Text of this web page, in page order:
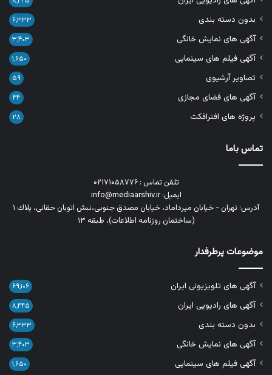
بدون دسته بندی ۶,۳۳۳
آگهی های نمایش خانگی ۳,۴۰۳
آگهی فیلم های سینمایی ۱,۶۵۰
تصاویر آرشیوی ۵۹
آگهی های فضای مجازی ۴۴
پروژه های افترافکت ۲۸
تماس باما
تلفن تماس : ۰۲۱۷۱۰۵۸۷۷۶
ایمیل: info@mediaarshiv.ir
آدرس: تهران - خیابان میرداماد، خیابان مصدق جنوبی،نبش اتوبان حقانی، پلاك ١
(ساختمان روزنامه اطلاعات)، طبقه ۱۳
موضوعات پرطرفدار
آگهی های تلویزیونی ایران ۶۹,۱۰۶
آگهی های رادیویی ایران ۸,۴۴۵
بدون دسته بندی ۶,۳۳۳
آگهی های نمایش خانگی ۳,۴۰۳
آگهی فیلم های سینمایی ۱,۶۵۰